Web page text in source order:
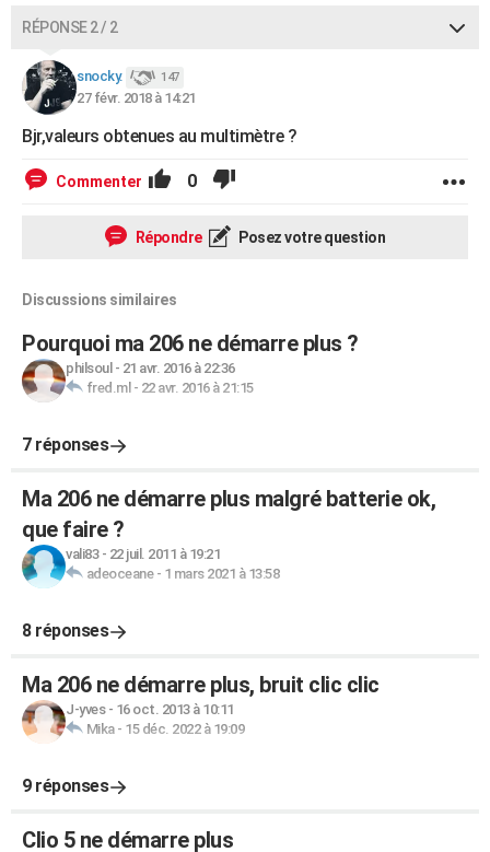
RÉPONSE 2 / 2
snocky. 147
27 févr. 2018 à 14:21
Bjr,valeurs obtenues au multimètre ?
Commenter 0
Répondre Posez votre question
Discussions similaires
Pourquoi ma 206 ne démarre plus ?
philsoul - 21 avr. 2016 à 22:36
fred.ml - 22 avr. 2016 à 21:15
7 réponses
Ma 206 ne démarre plus malgré batterie ok,
que faire ?
vali83- 22 juil. 2011 à 19:21
adeoceane- 1 mars 2021 à 13:58
8 réponses
Ma 206 ne démarre plus, bruit clic clic
J-yves- 16 oct. 2013 à 10:11
Mika- 15 déc. 2022 à 19:09
9 réponses
Clio 5 ne démarre plus